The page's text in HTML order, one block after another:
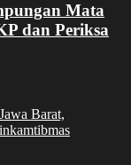
Mata
dan Periksa